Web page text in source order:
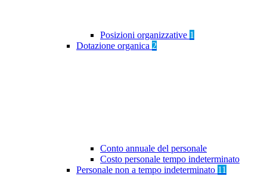
Posizioni organizzative 1
Dotazione organica 2
Conto annuale del personale
Costo personale tempo indeterminato
Personale non a tempo indeterminato 11